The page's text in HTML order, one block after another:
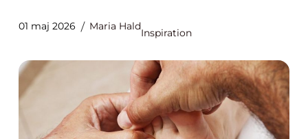
01 maj 2026 Maria Hald
Inspiration